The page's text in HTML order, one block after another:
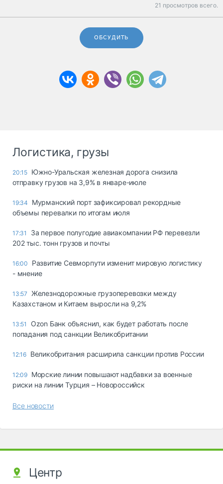
21 просмотров всего.
ОБСУДИТЬ
Логистика, грузы
20:15 Южно-Уральская железная дорога снизила
отправку грузов на 3,9% в январе-июле
19:34
Мурманский порт зафиксировал рекордные
объемы перевалки по итогам июля
17:31
За первое полугодие авиакомпании РФ перевезли
202 тыс. тонн грузов и почты
16:00
Развитие Севморпути изменит мировую логистику
- мнение
13:57
Железнодорожные грузоперевозки между
Казахстаном и Китаем выросли на 9,2%
13:51
Ozon Банк объяснил, как будет работать после
попадания под санкции Великобритании
12:16 Великобритания расширила санкции против России
12:09 Морские линии повышают надбавки за военные
риски на линии Турция – Новороссийск
Все новости
Центр